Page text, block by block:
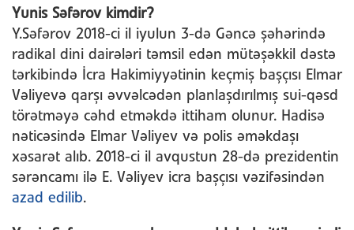
Yunis Səfərov kimdir?
Y.Səfərov 2018-ci il iyulun 3-də Gəncə şəhərində
radikal dini dairələri təmsil edən mütəşəkkil dəstə
tərkibində İcra Hakimiyyətinin keçmiş başçısı Elmar
Vəliyevə qarşı əvvəlcədən planlaşdırılmış sui-qəsd
törətməyə cəhd etməkdə ittiham olunur. Hadisə
nəticəsində Elmar Vəliyev və polis əməkdaşı
xəsarət alıb. 2018-ci il avqustun 28-də prezidentin
sərəncamı ilə E. Vəliyev icra başçısı vəzifəsindən
azad edilib.